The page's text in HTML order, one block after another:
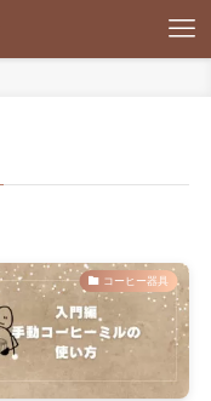
コーヒー器具